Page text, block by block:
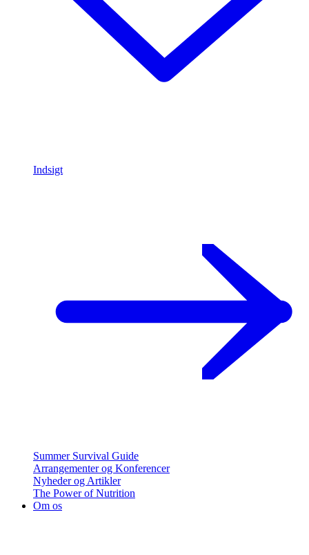
Indsigt
Summer Survival Guide
Arrangementer og Konferencer
Nyheder og Artikler
The Power of Nutrition
Om os